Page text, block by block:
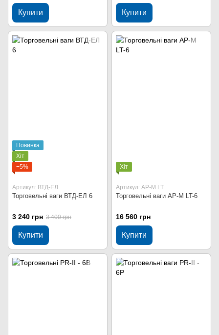
Купити Купити
Новинка
Хіт
−5%
Артикул: ВТД-ЕЛ
Торговельні ваги ВТД-ЕЛ 6
3 240 грн 3 400 грн
Купити
Хіт
Артикул: AP-M LT
Торговельні ваги AP-M LT-6
16 560 грн
Купити